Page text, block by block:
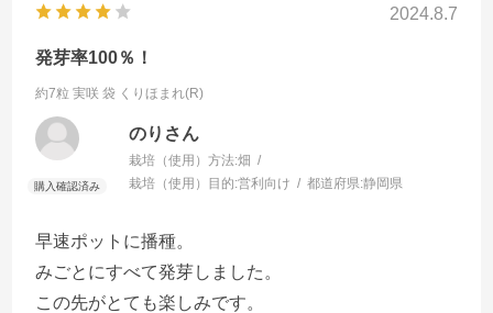
2024.8.7
発芽率100％！
約7粒 実咲 袋 くりほまれ(R)
のりさん
栽培（使用）方法:畑
栽培（使用）目的:営利向け 都道府県:静岡県
早速ポットに播種。
みごとにすべて発芽しました。
この先がとても楽しみです。